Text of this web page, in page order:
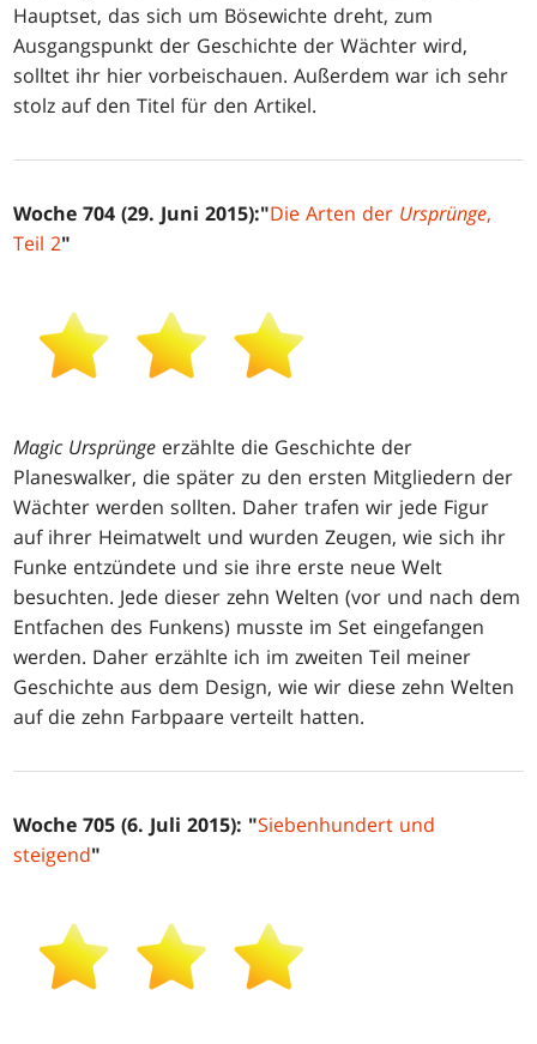
Hauptset, das sich um Bösewichte dreht, zum
Ausgangspunkt der Geschichte der Wächter wird,
solltet ihr hier vorbeischauen. Außerdem war ich sehr
stolz auf den Titel für den Artikel.
Woche 704 (29. Juni 2015):"Die Arten der Ursprünge,
Teil 2"
Magic Ursprünge erzählte die Geschichte der
Planeswalker, die später zu den ersten Mitgliedern der
Wächter werden sollten. Daher trafen wir jede Figur
auf ihrer Heimatwelt und wurden Zeugen, wie sich ihr
Funke entzündete und sie ihre erste neue Welt
besuchten. Jede dieser zehn Welten (vor und nach dem
Entfachen des Funkens) musste im Set eingefangen
werden. Daher erzählte ich im zweiten Teil meiner
Geschichte aus dem Design, wie wir diese zehn Welten
auf die zehn Farbpaare verteilt hatten.
Woche 705 (6. Juli 2015): "Siebenhundert und
steigend"